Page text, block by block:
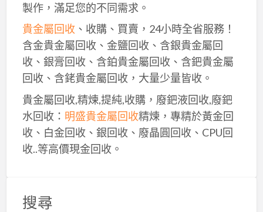
製作，滿足您的不同需求。
貴金屬回收、收購、買賣，24小時全省服務！
含金貴金屬回收、金鹽回收、含銀貴金屬回
收、銀膏回收、含鉑貴金屬回收、含鈀貴金屬
回收、含銠貴金屬回收，大量少量皆收。
貴金屬回收,精煉,提純,收購，廢鈀液回收,廢鈀
水回收： 明盛貴金屬回收精煉，專精於黃金回
收、白金回收、銀回收、廢晶圓回收、CPU回
收..等高價現金回收。
搜尋